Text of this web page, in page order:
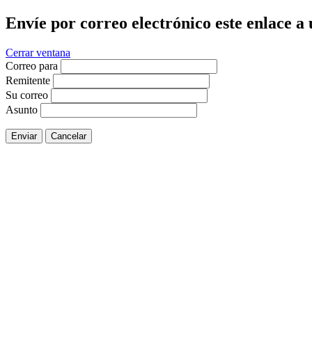
Envíe por correo electrónico este enlace a
Cerrar ventana
Correo para
Remitente
Su correo
Asunto
Enviar Cancelar